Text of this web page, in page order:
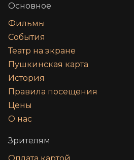
Основное
Фильмы
События
Театр на экране
Пушкинская карта
История
Правила посещения
Цены
О нас
Зрителям